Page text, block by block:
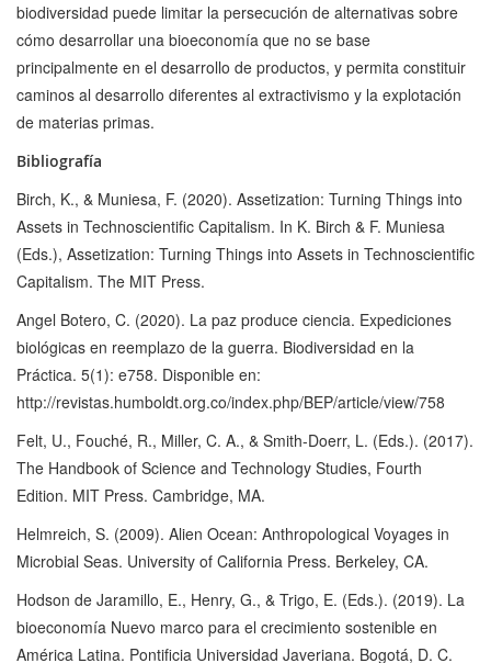
biodiversidad puede limitar la persecución de alternativas sobre
cómo desarrollar una bioeconomía que no se base
principalmente en el desarrollo de productos, y permita constituir
caminos al desarrollo diferentes al extractivismo y la explotación
de materias primas.
Bibliografía
Birch, K., & Muniesa, F. (2020). Assetization: Turning Things into
Assets in Technoscientific Capitalism. In K. Birch & F. Muniesa
(Eds.), Assetization: Turning Things into Assets in Technoscientific
Capitalism. The MIT Press.
Angel Botero, C. (2020). La paz produce ciencia. Expediciones
biológicas en reemplazo de la guerra. Biodiversidad en la
Práctica. 5(1): e758. Disponible en:
http://revistas.humboldt.org.co/index.php/BEP/article/view/758
Felt, U., Fouché, R., Miller, C. A., & Smith-Doerr, L. (Eds.). (2017).
The Handbook of Science and Technology Studies, Fourth
Edition. MIT Press. Cambridge, MA.
Helmreich, S. (2009). Alien Ocean: Anthropological Voyages in
Microbial Seas. University of California Press. Berkeley, CA.
Hodson de Jaramillo, E., Henry, G., & Trigo, E. (Eds.). (2019). La
bioeconomía Nuevo marco para el crecimiento sostenible en
América Latina. Pontificia Universidad Javeriana. Bogotá, D. C.